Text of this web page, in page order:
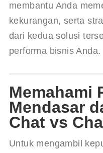
membantu Anda
kekurangan, serta
dari kedua solusi
performa bisnis Anda.
Memahami
Mendasar
Chat vs
Untuk mengambil